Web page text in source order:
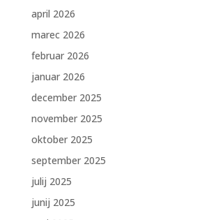
april 2026
marec 2026
februar 2026
januar 2026
december 2025
november 2025
oktober 2025
september 2025
julij 2025
junij 2025